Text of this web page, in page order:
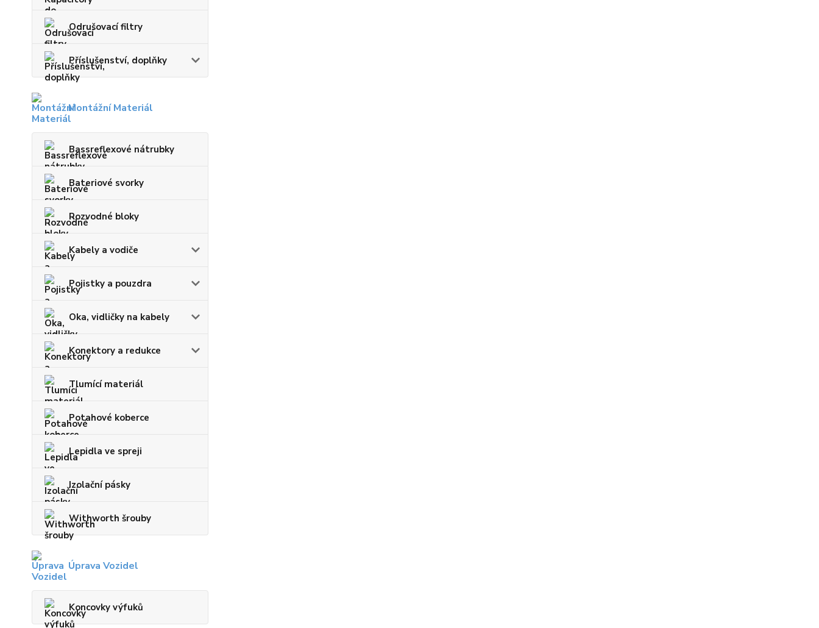
Odrušovací filtry
Příslušenství, doplňky
Montážní Materiál
Bassreflexové nátrubky
Bateriové svorky
Rozvodné bloky
Kabely a vodiče
Pojistky a pouzdra
Oka, vidličky na kabely
Konektory a redukce
Tlumící materiál
Potahové koberce
Lepidla ve spreji
Izolační pásky
Withworth šrouby
Úprava Vozidel
Koncovky výfuků